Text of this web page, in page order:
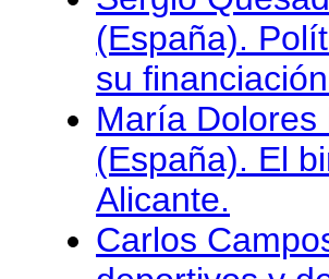
(España).
su
María
(España). El
Alicante.
Carlos